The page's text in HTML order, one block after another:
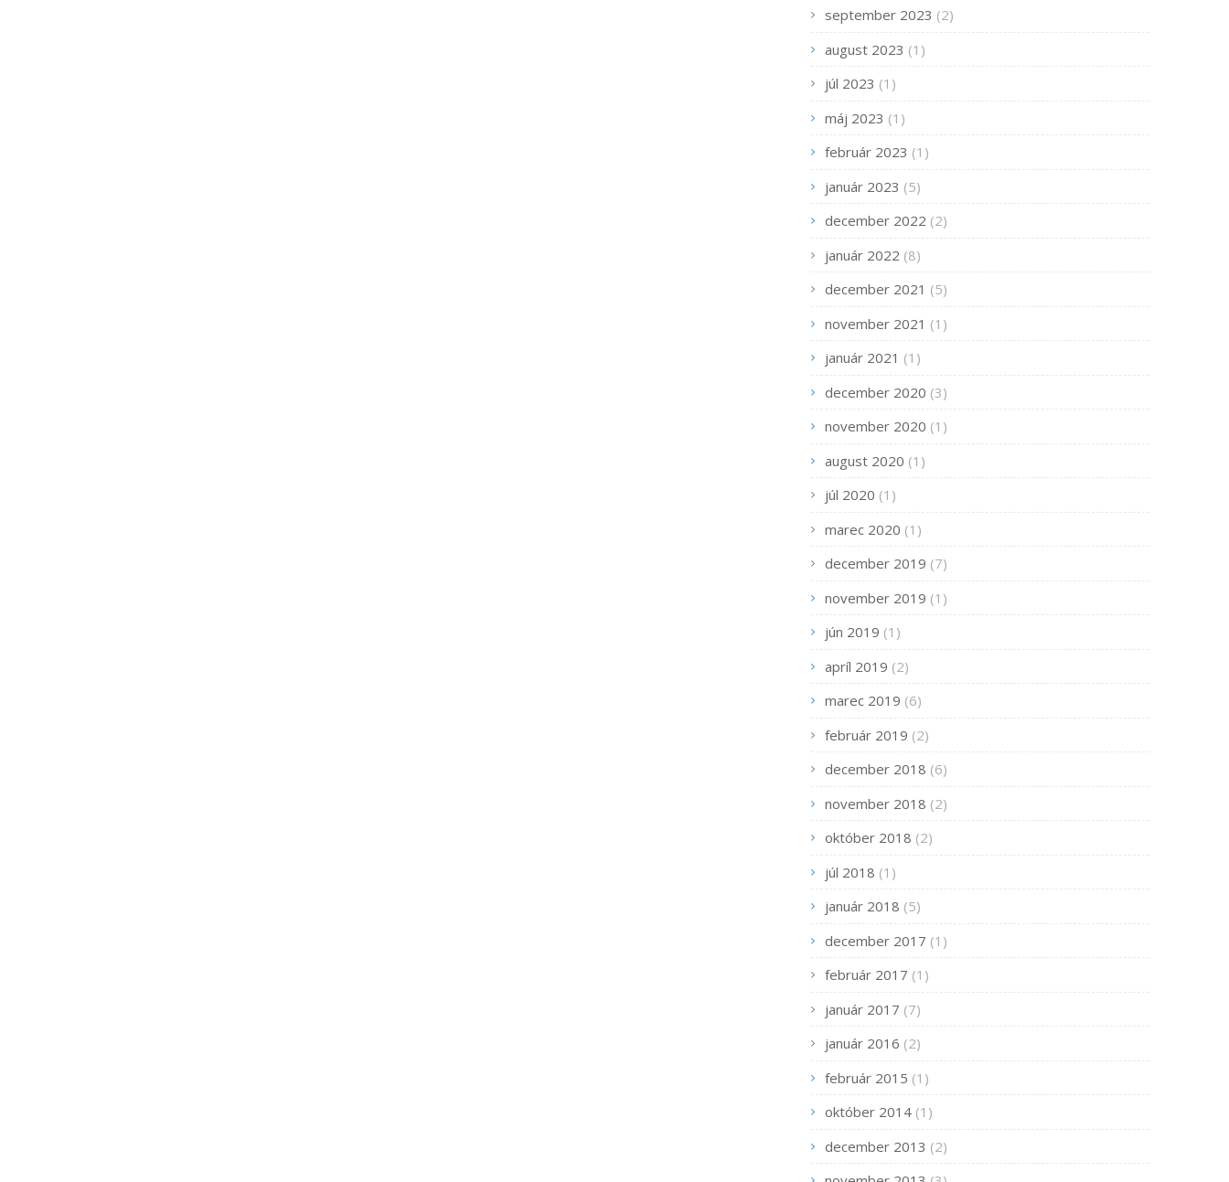
september 2023 (2)
august 2023 (1)
júl 2023 (1)
máj 2023 (1)
február 2023 (1)
január 2023 (5)
december 2022 (2)
január 2022 (8)
december 2021 (5)
november 2021 (1)
január 2021 (1)
december 2020 (3)
november 2020 (1)
august 2020 (1)
júl 2020 (1)
marec 2020 (1)
december 2019 (7)
november 2019 (1)
jún 2019 (1)
apríl 2019 (2)
marec 2019 (6)
február 2019 (2)
december 2018 (6)
november 2018 (2)
október 2018 (2)
júl 2018 (1)
január 2018 (5)
december 2017 (1)
február 2017 (1)
január 2017 (7)
január 2016 (2)
február 2015 (1)
október 2014 (1)
december 2013 (2)